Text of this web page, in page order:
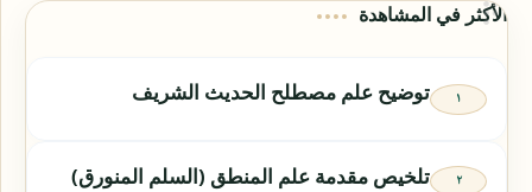
الأكثر في المشاهدة
توضيح علم مصطلح الحديث الشريف
تلخيص مقدمة علم المنطق (السلم المنورق)